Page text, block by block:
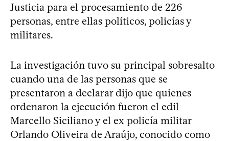
Justicia para el procesamiento de 226
personas, entre ellas políticos, policías y
militares.
La investigación tuvo su principal sobresalto
cuando una de las personas que se
presentaron a declarar dijo que quienes
ordenaron la ejecución fueron el edil
Marcello Siciliano y el ex policía militar
Orlando Oliveira de Araújo, conocido como